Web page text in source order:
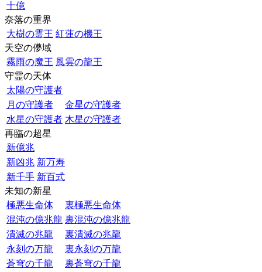
十億
奈落の重界
大樹の霊王 紅蓮の機王
天空の儚域
霧雨の魔王 風雲の龍王
守霊の天体
太陽の守護者
月の守護者
金星の守護者
水星の守護者 木星の守護者
再臨の超星
新億兆
新凶兆 新万寿
新千手 新百式
未知の新星
極悪生命体
裏極悪生命体
混沌の億兆龍 裏混沌の億兆龍
潰滅の兆龍
裏潰滅の兆龍
永刻の万龍
裏永刻の万龍
蒼穹の千龍
裏蒼穹の千龍